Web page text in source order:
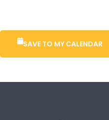
SAVE TO MY CALENDAR